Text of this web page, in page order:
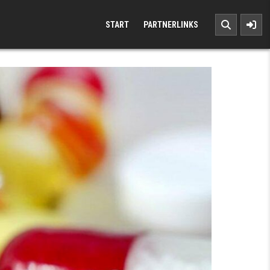
START PARTNERLINKS